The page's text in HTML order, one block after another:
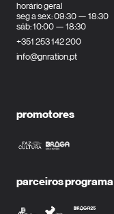
horário geral
seg a sex: 09:30 — 18:30
sáb: 10:00 — 18:30
+351 253 142 200
info@gnration.pt
promotores
parceiros programa